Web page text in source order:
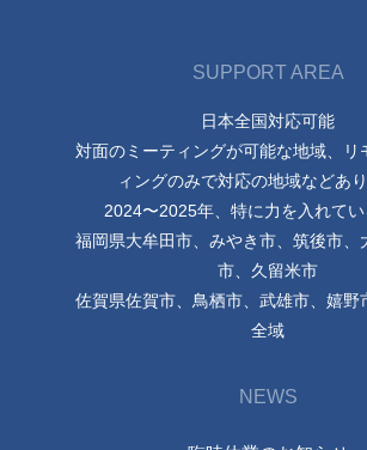
SUPPORT AREA
日本全国対応可能
対面のミーティングが可能な地域、リ
ィングのみで対応の地域などあり
2024〜2025年、特に力を入れてい
福岡県大牟田市、みやき市、筑後市、
市、久留米市
佐賀県佐賀市、鳥栖市、武雄市、嬉野
全域
NEWS